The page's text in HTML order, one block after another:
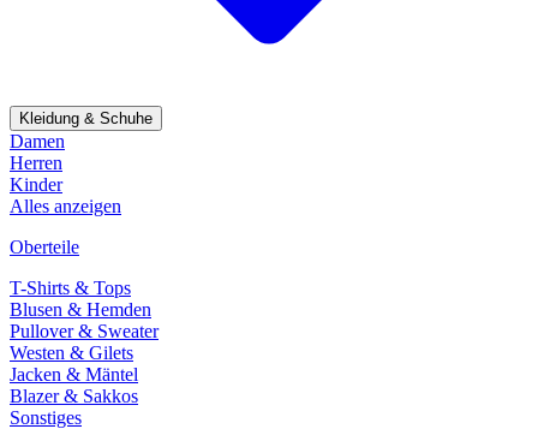
Kleidung & Schuhe
Damen
Herren
Kinder
Alles anzeigen
Oberteile
T-Shirts & Tops
Blusen & Hemden
Pullover & Sweater
Westen & Gilets
Jacken & Mäntel
Blazer & Sakkos
Sonstiges